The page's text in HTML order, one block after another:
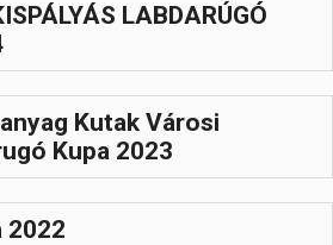
LABDARÚGÓ
Kutak Városi
Kupa 2023
2022